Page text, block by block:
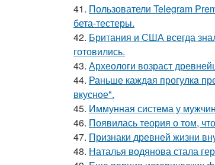
41. Пользователи Telegram
бета-тестеры.
42. Британия и США всегда
готовились.
43. Археологи возраст
44. Раньше каждaя прогулкa
вкусное".
45. Иммунная система у
46. Появилась теория о том,
47. Признаки древней жизни
48. Наталья водянова стала